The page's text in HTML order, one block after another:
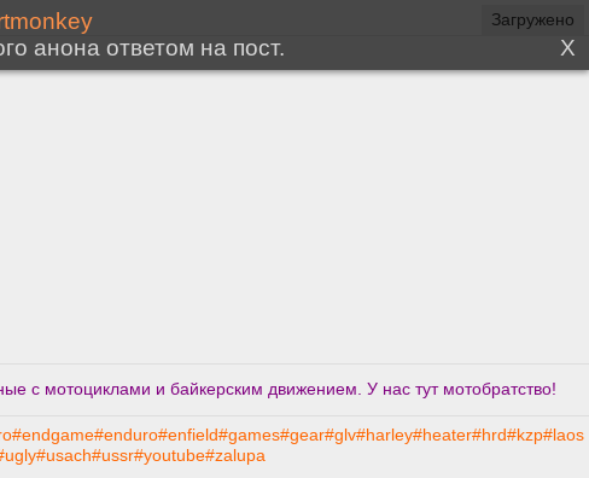
с мотоциклами и байкерским движением. У нас тут мотобратство!
#endgame#enduro#enfield#games#gear#glv#harley#heater#hrd#kzp#laos
#usach#ussr#youtube#zalupa